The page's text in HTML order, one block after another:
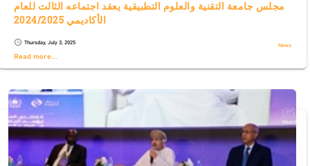
مجلس جامعة التقنية والعلوم التطبيقية يعقد اجتماعه الثالث للعام
الأكاديمي 2024/2025
schedule Thursday, July 3, 2025 News
Read more...